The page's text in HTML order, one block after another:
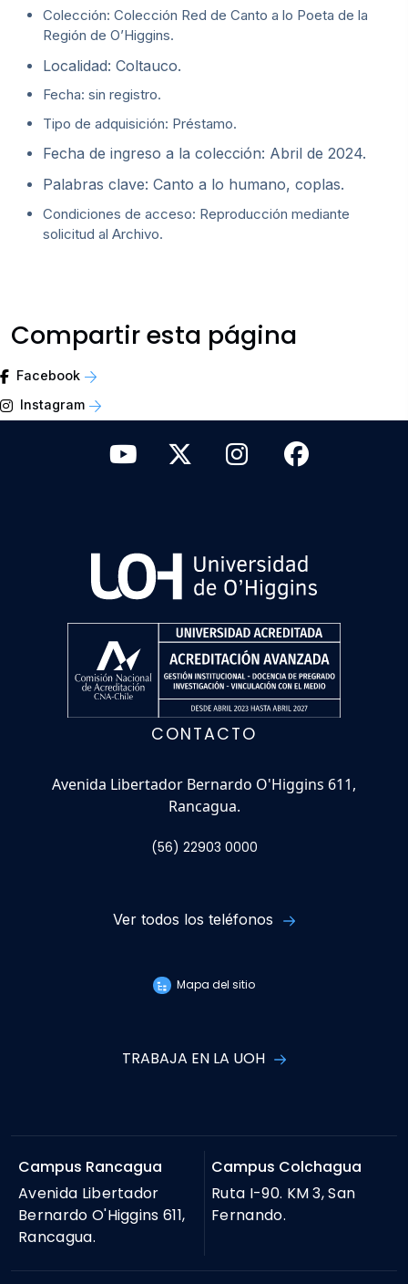
Colección: Colección Red de Canto a lo Poeta de la
Región de O’Higgins.
Localidad: Coltauco.
Fecha: sin registro.
Tipo de adquisición: Préstamo.
Fecha de ingreso a la colección: Abril de 2024.
Palabras clave: Canto a lo humano, coplas.
Condiciones de acceso: Reproducción mediante
solicitud al Archivo.
Compartir esta página
Facebook
Instagram
CONTACTO
Avenida Libertador Bernardo O'Higgins 611,
Rancagua.
(56) 22903 0000
Ver todos los teléfonos
Mapa del sitio
TRABAJA EN LA UOH
Campus Rancagua
Avenida Libertador
Bernardo O'Higgins 611,
Rancagua.
Campus Colchagua
Ruta I-90. KM 3, San
Fernando.